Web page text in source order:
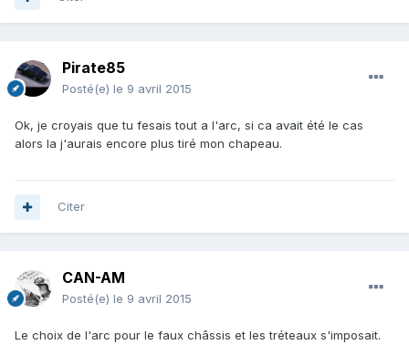
Pirate85
Posté(e) le 9 avril 2015
Ok, je croyais que tu fesais tout a l'arc, si ca avait été le cas
alors la j'aurais encore plus tiré mon chapeau.
Citer
CAN-AM
Posté(e) le 9 avril 2015
Le choix de l'arc pour le faux châssis et les tréteaux s'imposait.